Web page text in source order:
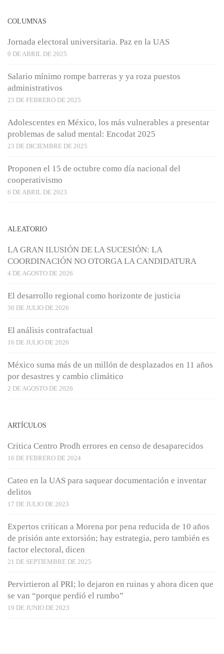
COLUMNAS
Jornada electoral universitaria. Paz en la UAS
9 DE ABRIL DE 2025
Salario mínimo rompe barreras y ya roza puestos
administrativos
23 DE FEBRERO DE 2025
Adolescentes en México, los más vulnerables a presentar
problemas de salud mental: Encodat 2025
23 DE DICIEMBRE DE 2025
Proponen el 15 de octubre como día nacional del
cooperativismo
6 DE ABRIL DE 2023
ALEATORIO
LA GRAN ILUSIÓN DE LA SUCESIÓN: LA
COORDINACIÓN NO OTORGA LA CANDIDATURA
4 DE AGOSTO DE 2026
El desarrollo regional como horizonte de justicia
30 DE JULIO DE 2026
El análisis contrafactual
16 DE JULIO DE 2026
México suma más de un millón de desplazados en 11 años
por desastres y cambio climático
2 DE AGOSTO DE 2026
ARTÍCULOS
Critica Centro Prodh errores en censo de desaparecidos
16 DE FEBRERO DE 2024
Cateo en la UAS para saquear documentación e inventar
delitos
17 DE JULIO DE 2023
Expertos critican a Morena por pena reducida de 10 años
de prisión ante extorsión; hay estrategia, pero también es
factor electoral, dicen
21 DE SEPTIEMBRE DE 2025
Pervirtieron al PRI; lo dejaron en ruinas y ahora dicen que
se van “porque perdió el rumbo”
19 DE JUNIO DE 2023